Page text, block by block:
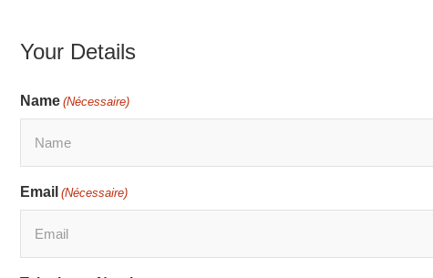
Your Details
Name (Nécessaire)
Email (Nécessaire)